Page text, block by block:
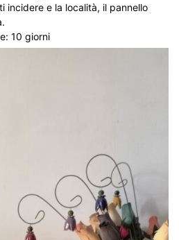
incidere e la località, il pannello
10 giorni